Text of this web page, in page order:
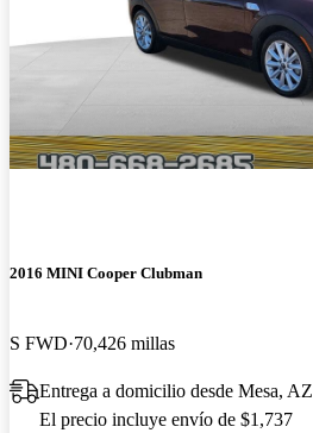
2016 MINI Cooper Clubman
S FWD 70,426 millas
Entrega a domicilio desde Mesa, AZ
El precio incluye envío de $1,737